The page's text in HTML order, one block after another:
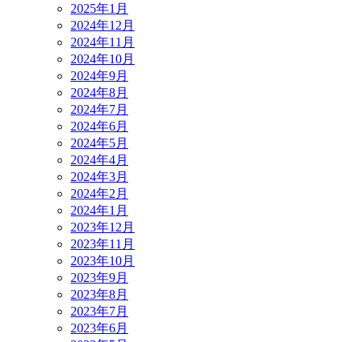
2025年1月
2024年12月
2024年11月
2024年10月
2024年9月
2024年8月
2024年7月
2024年6月
2024年5月
2024年4月
2024年3月
2024年2月
2024年1月
2023年12月
2023年11月
2023年10月
2023年9月
2023年8月
2023年7月
2023年6月